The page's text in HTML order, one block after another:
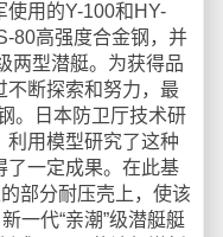
使用的Y-100和HY-
80高强度合金钢，并
两型潜艇。为获得品
不断探索和努力，最
。日本防卫厅技术研
利用模型研究了这种
了一定成果。在此基
部分耐压壳上，使该
一代“亲潮”级潜艇艇